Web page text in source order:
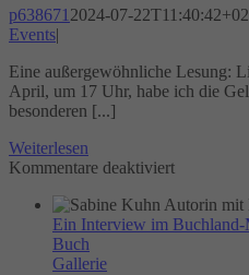
p6386712024-07-
Events
Eine außergewöhnliche Lesung:
April, um 17 Uhr, habe ich die
besonderen [...]
Weiterlesen
Kommentare deaktiviertfür
Lesung:
Ein Interview im Buchland-
Buch
Gallerie